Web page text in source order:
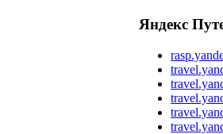
Яндекс